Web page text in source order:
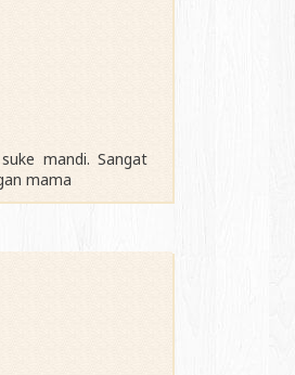
mandi. Sangat
mama